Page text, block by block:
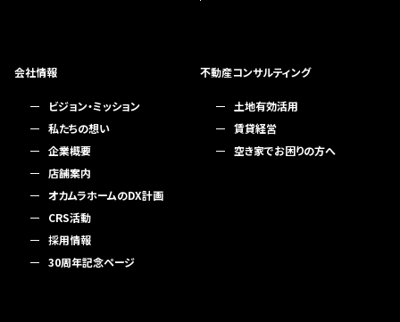
会社情報
ビジョン・ミッション
私たちの想い
企業概要
店舗案内
オカムラホームのDX計画
CRS活動
採用情報
30周年記念ページ
不動産コンサルティング
土地有効活用
賃貸経営
空き家でお困りの方へ